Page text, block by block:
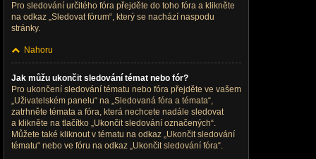
Pro sledování určitého fóra přejděte do toho fóra a klikněte
na odkaz „Sledovat fórum“, který se nachází naspodu
stránky.
Nahoru
Jak můžu ukončit sledování témat nebo fór?
Pro ukončení sledování tématu nebo fóra přejděte ve vašem
„Uživatelském panelu“ na „Sledovaná fóra a témata“,
zatrhněte témata a fóra, která nechcete nadále sledovat
a klikněte na tlačítko „Ukončit sledování označených“.
Můžete také kliknout v tématu na odkaz „Ukončit sledování
tématu“ nebo ve fóru na odkaz „Ukončit sledování fóra“.